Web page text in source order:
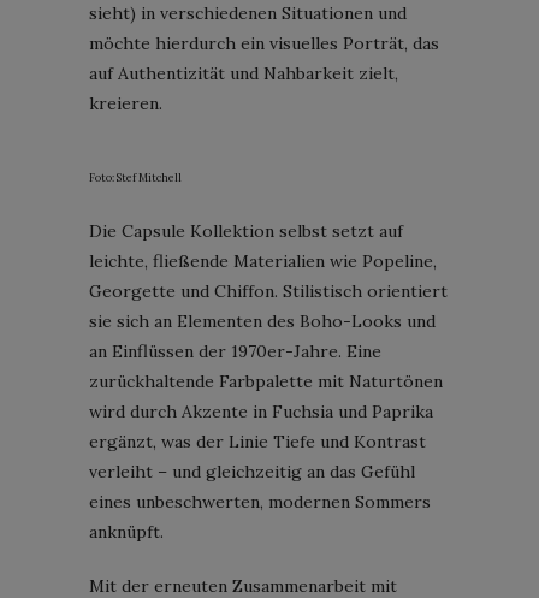
sieht) in verschiedenen Situationen und
möchte hierdurch ein visuelles Porträt, das
auf Authentizität und Nahbarkeit zielt,
kreieren.
Foto: Stef Mitchell
Die Capsule Kollektion selbst setzt auf
leichte, fließende Materialien wie Popeline,
Georgette und Chiffon. Stilistisch orientiert
sie sich an Elementen des Boho-Looks und
an Einflüssen der 1970er-Jahre. Eine
zurückhaltende Farbpalette mit Naturtönen
wird durch Akzente in Fuchsia und Paprika
ergänzt, was der Linie Tiefe und Kontrast
verleiht – und gleichzeitig an das Gefühl
eines unbeschwerten, modernen Sommers
anknüpft.
Mit der erneuten Zusammenarbeit mit